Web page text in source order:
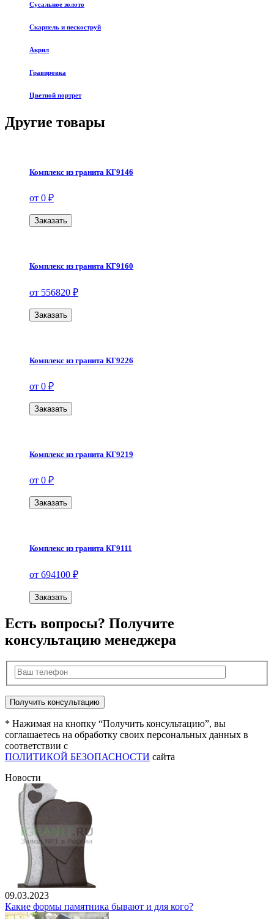
Сусальное золото
Скарпель и пескоструй
Акрил
Гравировка
Цветной портрет
Другие товары
Комплекс из гранита КГ9146
от 0 ₽
Заказать
Комплекс из гранита КГ9160
от 556820 ₽
Заказать
Комплекс из гранита КГ9226
от 0 ₽
Заказать
Комплекс из гранита КГ9219
от 0 ₽
Заказать
Комплекс из гранита КГ9111
от 694100 ₽
Заказать
Есть вопросы? Получите
консультацию менеджера
* Нажимая на кнопку “Получить консультацию”, вы
соглашаетесь на обработку своих персональных данных в
соответствии с
ПОЛИТИКОЙ БЕЗОПАСНОСТИ сайта
Новости
09.03.2023
Какие формы памятника бывают и для кого?